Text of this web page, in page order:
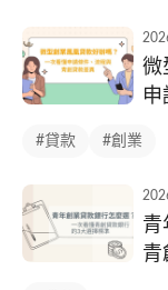
微
申
#貸款 #創業
青
青